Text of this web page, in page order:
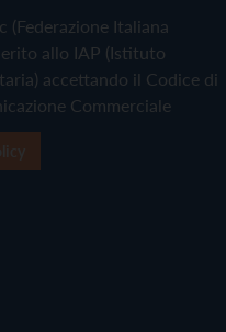
(Federazione Italiana
allo IAP (Istituto
accettando il Codice di
Commerciale